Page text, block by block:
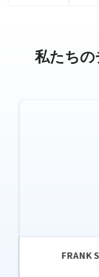
私たちの
FRANK